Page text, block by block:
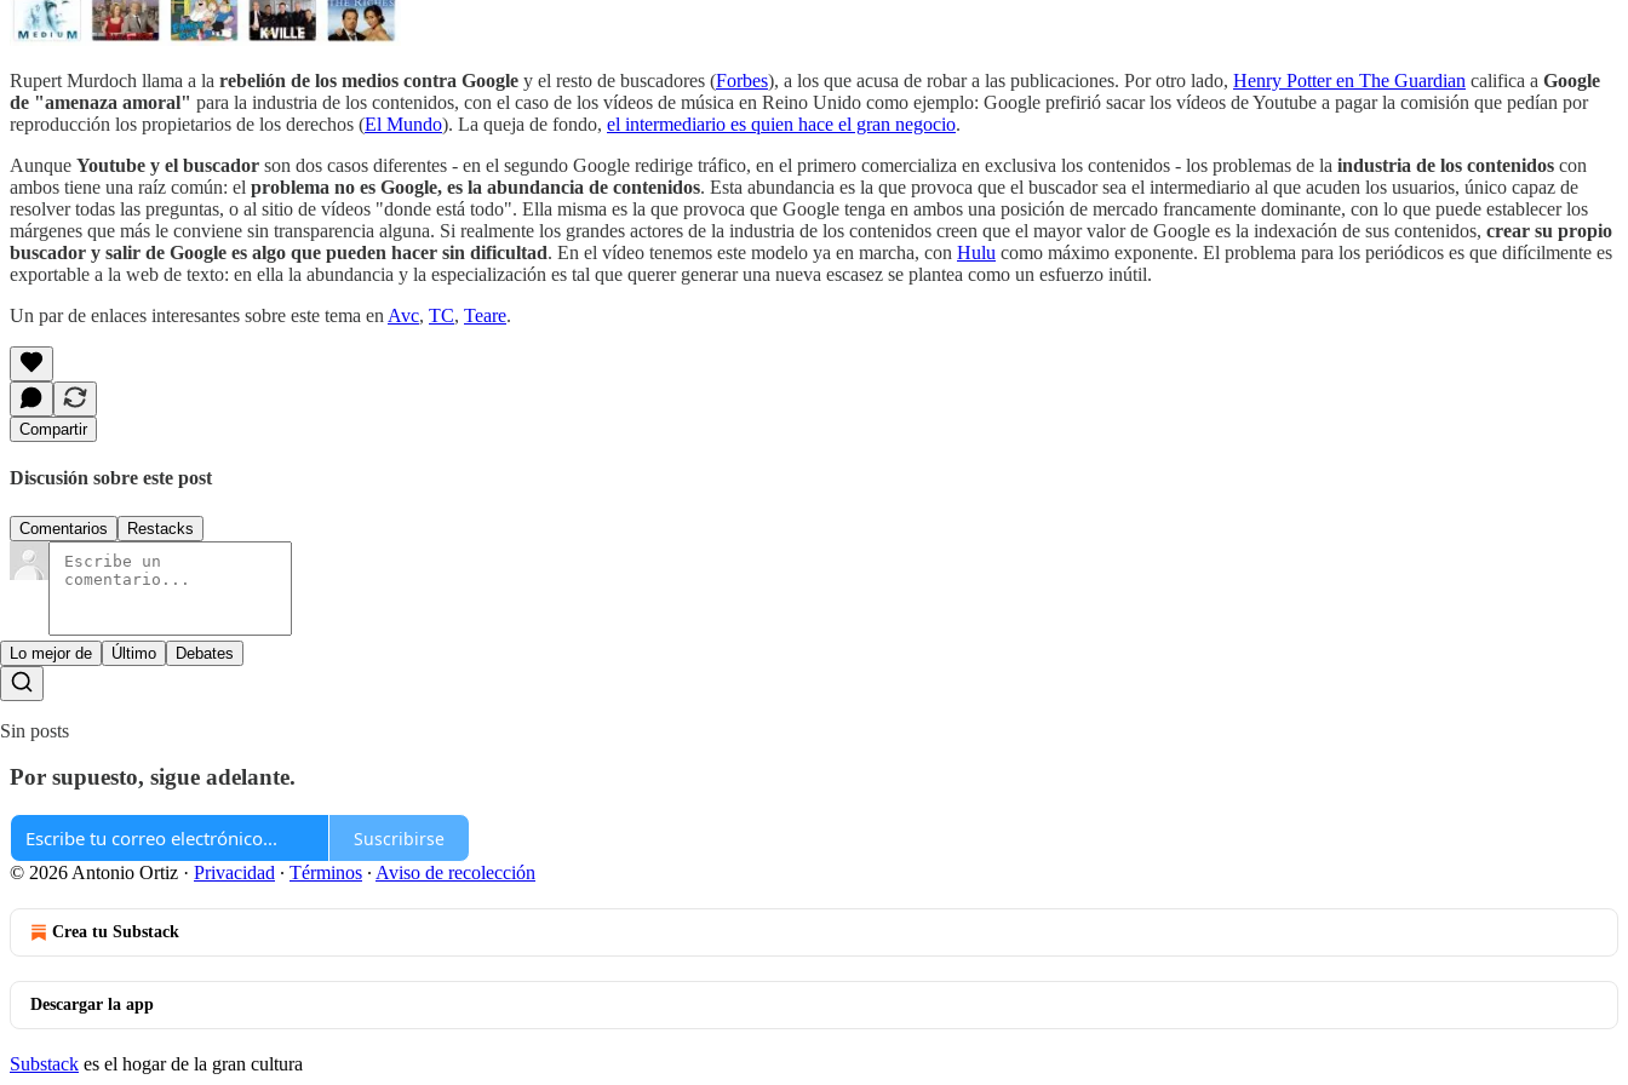
Rupert Murdoch llama a la rebelión de los medios contra Google y el resto de buscadores (Forbes), a los que acusa de robar a las publicaciones. Por otro lado, Henry Potter en The Guardian califica a Google
de "amenaza amoral" para la industria de los contenidos, con el caso de los vídeos de música en Reino Unido como ejemplo: Google prefirió sacar los vídeos de Youtube a pagar la comisión que pedían por
reproducción los propietarios de los derechos (El Mundo). La queja de fondo, el intermediario es quien hace el gran negocio.
Aunque Youtube y el buscador son dos casos diferentes - en el segundo Google redirige tráfico, en el primero comercializa en exclusiva los contenidos - los problemas de la industria de los contenidos con
ambos tiene una raíz común: el problema no es Google, es la abundancia de contenidos. Esta abundancia es la que provoca que el buscador sea el intermediario al que acuden los usuarios, único capaz de
resolver todas las preguntas, o al sitio de vídeos "donde está todo". Ella misma es la que provoca que Google tenga en ambos una posición de mercado francamente dominante, con lo que puede establecer los
márgenes que más le conviene sin transparencia alguna. Si realmente los grandes actores de la industria de los contenidos creen que el mayor valor de Google es la indexación de sus contenidos, crear su propio
buscador y salir de Google es algo que pueden hacer sin dificultad. En el vídeo tenemos este modelo ya en marcha, con Hulu como máximo exponente. El problema para los periódicos es que difícilmente es
exportable a la web de texto: en ella la abundancia y la especialización es tal que querer generar una nueva escasez se plantea como un esfuerzo inútil.
Un par de enlaces interesantes sobre este tema en Avc, TC, Teare.
Compartir
Discusión sobre este post
Comentarios Restacks
Lo mejor de Último Debates
Sin posts
Por supuesto, sigue adelante.
Suscribirse
© 2026 Antonio Ortiz · Privacidad ∙ Términos ∙ Aviso de recolección
Crea tu Substack
Descargar la app
Substack es el hogar de la gran cultura